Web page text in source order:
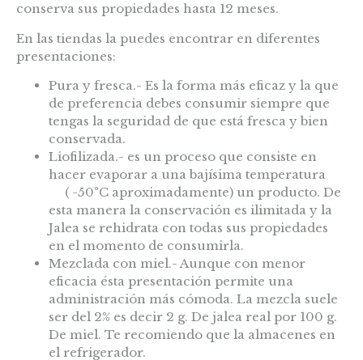
conserva sus propiedades hasta 12 meses.
En las tiendas la puedes encontrar en diferentes
presentaciones:
Pura y fresca.- Es la forma más eficaz y la que
de preferencia debes consumir siempre que
tengas la seguridad de que está fresca y bien
conservada.
Liofilizada.- es un proceso que consiste en
hacer evaporar a una bajísima temperatura
( -50°C aproximadamente) un producto. De
esta manera la conservación es ilimitada y la
Jalea se rehidrata con todas sus propiedades
en el momento de consumirla.
Mezclada con miel.- Aunque con menor
eficacia ésta presentación permite una
administración más cómoda. La mezcla suele
ser del 2% es decir 2 g. De jalea real por 100 g.
De miel. Te recomiendo que la almacenes en
el refrigerador.